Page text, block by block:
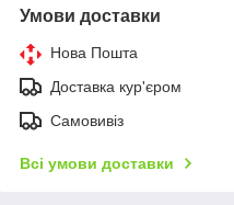
Умови доставки
Нова Пошта
Доставка кур'єром
Самовивіз
Всі умови доставки